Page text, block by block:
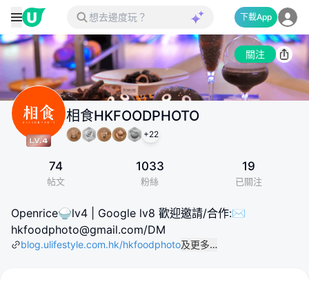
下載App
關注
相食HKFOODPHOTO
+22
74
帖文
1033
粉絲
19
已關注
Openrice🍚lv4 | Google lv8 歡迎邀請/合作:✉️
hkfoodphoto@gmail.com/DM
blog.ulifestyle.com.hk/hkfoodphoto及更多…